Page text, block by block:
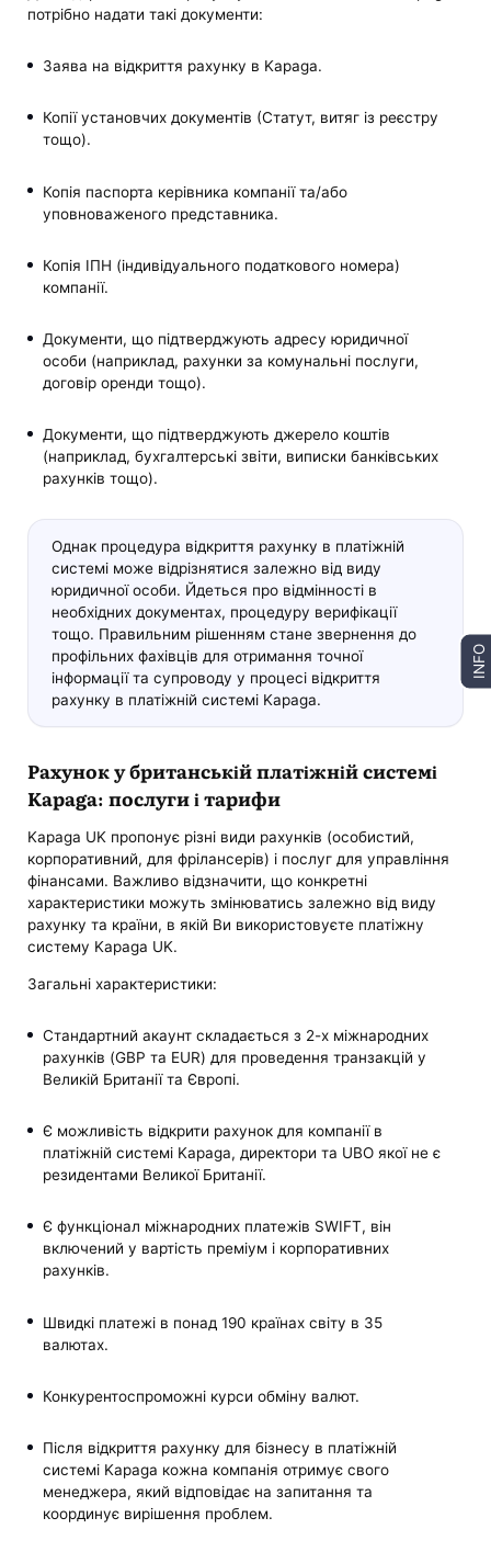
потрібно надати такі документи:
Заява на відкриття рахунку в Kapaga.
Копії установчих документів (Статут, витяг із реєстру
тощо).
Копія паспорта керівника компанії та/або
уповноваженого представника.
Копія ІПН (індивідуального податкового номера)
компанії.
Документи, що підтверджують адресу юридичної
особи (наприклад, рахунки за комунальні послуги,
договір оренди тощо).
Документи, що підтверджують джерело коштів
(наприклад, бухгалтерські звіти, виписки банківських
рахунків тощо).
Однак процедура відкриття рахунку в платіжній
системі може відрізнятися залежно від виду
юридичної особи. Йдеться про відмінності в
необхідних документах, процедуру верифікації
тощо. Правильним рішенням стане звернення до
профільних фахівців для отримання точної
інформації та супроводу у процесі відкриття
рахунку в платіжній системі Kapaga.
Рахунок у британській платіжній системі
Kapaga: послуги і тарифи
Kapaga UK пропонує різні види рахунків (особистий,
корпоративний, для фрілансерів) і послуг для управління
фінансами. Важливо відзначити, що конкретні
характеристики можуть змінюватись залежно від виду
рахунку та країни, в якій Ви використовуєте платіжну
систему Kapaga UK.
Загальні характеристики:
Стандартний акаунт складається з 2-х міжнародних
рахунків (GBP та EUR) для проведення транзакцій у
Великій Британії та Європі.
Є можливість відкрити рахунок для компанії в
платіжній системі Kapaga, директори та UBO якої не є
резидентами Великої Британії.
Є функціонал міжнародних платежів SWIFT, він
включений у вартість преміум і корпоративних
рахунків.
Швидкі платежі в понад 190 країнах світу в 35
валютах.
Конкурентоспроможні курси обміну валют.
Після відкриття рахунку для бізнесу в платіжній
системі Kapaga кожна компанія отримує свого
менеджера, який відповідає на запитання та
координує вирішення проблем.
INFO